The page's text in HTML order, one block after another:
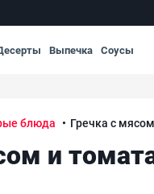
Выпечка Соусы
блюда Гречка с
и